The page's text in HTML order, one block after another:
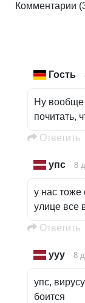
Комментарии
Гость
Ну вообще
почитать,
Oтветить
упс 8
у нас тоже
улице все
Oтветить
ууу 8
упс,
боится